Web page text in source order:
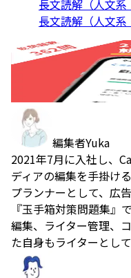
長文読解（人文
長文読解（人文
編集者Yuka
2021年7月に入社し、
ディアの編集を手掛け
プランナーとして、広
『玉手箱対策問題集』
編集、ライター管理、
た自身もライターとし